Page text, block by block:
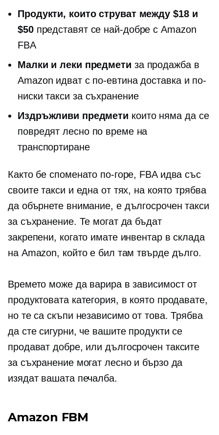
Продукти, които струват между $18 и
$50представят се най-добре с Amazon
FBA
Малки и леки предмети за продажба в
Amazon идват с по-евтина доставка и по-
ниски такси за съхранение
Издръжливи предмети които няма да се
повредят лесно по време на
транспортиране
Както бе споменато по-горе, FBA идва със
своите такси и една от тях, на която трябва
да обърнете внимание, е дългосрочен такси
за съхранение. Те могат да бъдат
закрепени, когато имате инвентар в склада
на Amazon, който е бил там твърде дълго.
Времето може да варира в зависимост от
продуктовата категория, в която продавате,
но те са скъпи независимо от това. Трябва
да сте сигурни, че вашите продукти се
продават добре, или дългосрочен таксите
за съхранение могат лесно и бързо да
изядат вашата печалба.
Amazon FBM